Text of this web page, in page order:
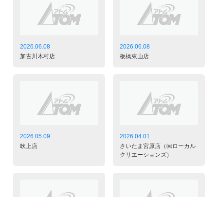
2026.06.08
加古川木村店
2026.06.08
板橋東山店
2026.05.09
吹上店
2026.04.01
さいたま宮原店（㈱ローカル
クリエーションズ）